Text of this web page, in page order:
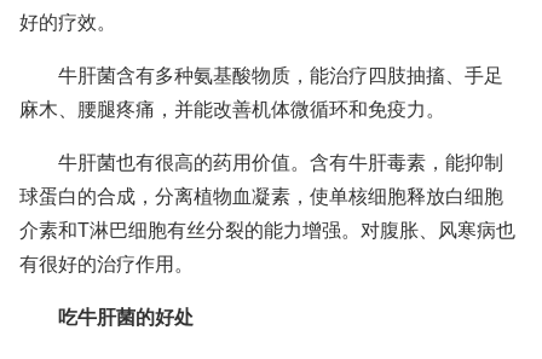
好的疗效。
牛肝菌含有多种氨基酸物质，能治疗四肢抽搐、手足
麻木、腰腿疼痛，并能改善机体微循环和免疫力。
牛肝菌也有很高的药用价值。含有牛肝毒素，能抑制
球蛋白的合成，分离植物血凝素，使单核细胞释放白细胞
介素和T淋巴细胞有丝分裂的能力增强。对腹胀、风寒病也
有很好的治疗作用。
吃牛肝菌的好处